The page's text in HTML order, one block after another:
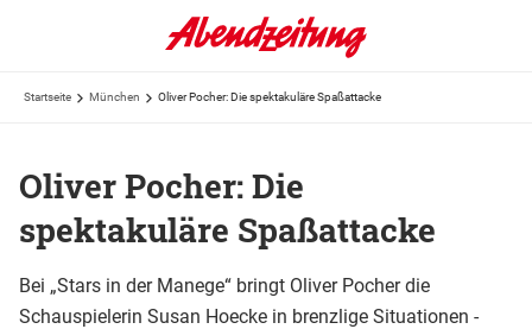
Startseite München Oliver Pocher: Die spektakuläre Spaßattacke
Oliver Pocher: Die
spektakuläre Spaßattacke
Bei „Stars in der Manege“ bringt Oliver Pocher die
Schauspielerin Susan Hoecke in brenzlige Situationen -